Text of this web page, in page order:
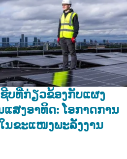
ບທີ່ກ່ຽວຂ້ອງກັບແຜງ
ແສງອາທິດ: ໂອກາດການ
ນຂະແໜງພະລັງງານ